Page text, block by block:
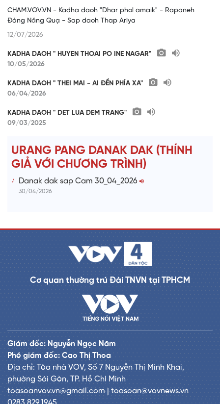
CHAM.VOV.VN - Kadha daoh "Dhar phol amaik" - Rapaneh
Đàng Năng Quạ - Sap daoh Thap Ariya
12/07/2026
KADHA DAOH " HUYEN THOAI PO INE NAGAR"
10/05/2026
KADHA DAOH " THEI MAI - AI ĐỀN PHÍA XA"
06/04/2026
KADHA DAOH " DET LUA DEM TRANG"
09/03/2025
URANG PANG DANAK DAK (THÍNH
GIẢ VỚI CHƯƠNG TRÌNH)
Danak dak sap Cam 30_04_2026
30/04/2026
Cơ quan thường trú Đài TNVN tại TPHCM
Giám đốc: Nguyễn Ngọc Năm
Phó giám đốc: Cao Thị Thoa
Địa chỉ: Tòa nhà VOV, Số 7 Nguyễn Thị Minh Khai,
phường Sài Gòn, TP. Hồ Chí Minh
toasoanvov.vn@gmail.com | toasoan@vovnews.vn